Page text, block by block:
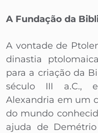
A Fundação da
A vontade de
dinastia
para a criação da
século III a.C.,
Alexandria em um
do mundo
ajuda de